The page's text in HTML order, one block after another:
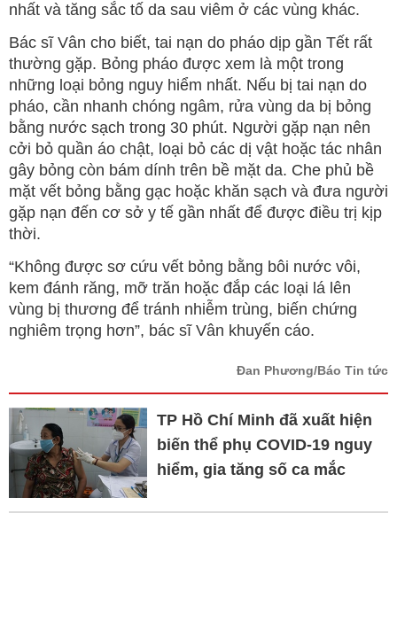
nhất và tăng sắc tố da sau viêm ở các vùng khác.
Bác sĩ Vân cho biết, tai nạn do pháo dịp gần Tết rất
thường gặp. Bỏng pháo được xem là một trong
những loại bỏng nguy hiểm nhất. Nếu bị tai nạn do
pháo, cần nhanh chóng ngâm, rửa vùng da bị bỏng
bằng nước sạch trong 30 phút. Người gặp nạn nên
cởi bỏ quần áo chật, loại bỏ các dị vật hoặc tác nhân
gây bỏng còn bám dính trên bề mặt da. Che phủ bề
mặt vết bỏng bằng gạc hoặc khăn sạch và đưa người
gặp nạn đến cơ sở y tế gần nhất để được điều trị kịp
thời.
“Không được sơ cứu vết bỏng bằng bôi nước vôi,
kem đánh răng, mỡ trăn hoặc đắp các loại lá lên
vùng bị thương để tránh nhiễm trùng, biến chứng
nghiêm trọng hơn”, bác sĩ Vân khuyến cáo.
Đan Phương/Báo Tin tức
TP Hồ Chí Minh đã xuất hiện
biến thể phụ COVID-19 nguy
hiểm, gia tăng số ca mắc